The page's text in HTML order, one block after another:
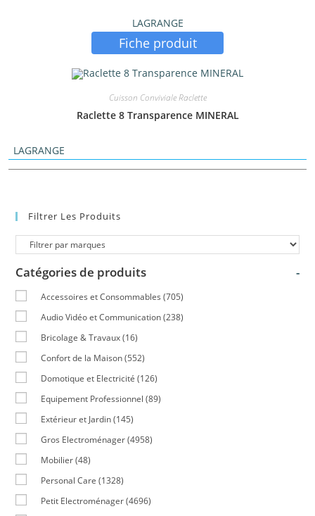
LAGRANGE
Fiche produit
Cuisson Conviviale Raclette
Raclette 8 Transparence MINERAL
LAGRANGE
Filtrer Les Produits
Catégories de produits -
Accessoires et Consommables (705)
Audio Vidéo et Communication (238)
Bricolage & Travaux (16)
Confort de la Maison (552)
Domotique et Electricité (126)
Equipement Professionnel (89)
Extérieur et Jardin (145)
Gros Electroménager (4958)
Mobilier (48)
Personal Care (1328)
Petit Electroménager (4696)